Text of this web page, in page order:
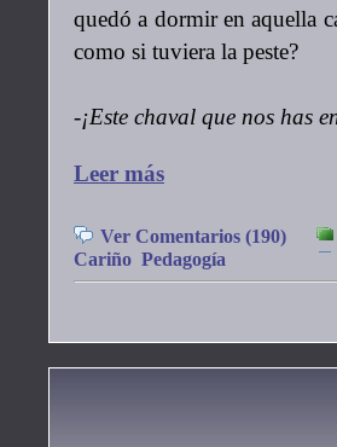
quedó a dormir en aquella
como si tuviera la peste?
-¡Este chaval que nos has
Leer más
Ver Comentarios (190)
Cariño Pedagogía